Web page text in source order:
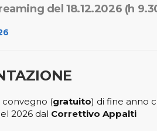
del 18.12.2026 (h
convegno (gratuito) di fine anno
2026 dal Correttivo Appalti